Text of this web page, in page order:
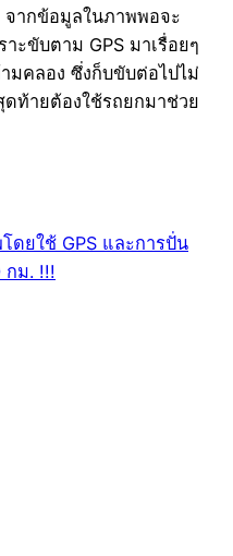
ากข้อมูลในภาพพอจะ
ะขับตาม GPS มาเรื่อยๆ
มคลอง ซึ่งก็บขับต่อไปไม่
ดท้ายต้องใช้รถยกมาช่วย